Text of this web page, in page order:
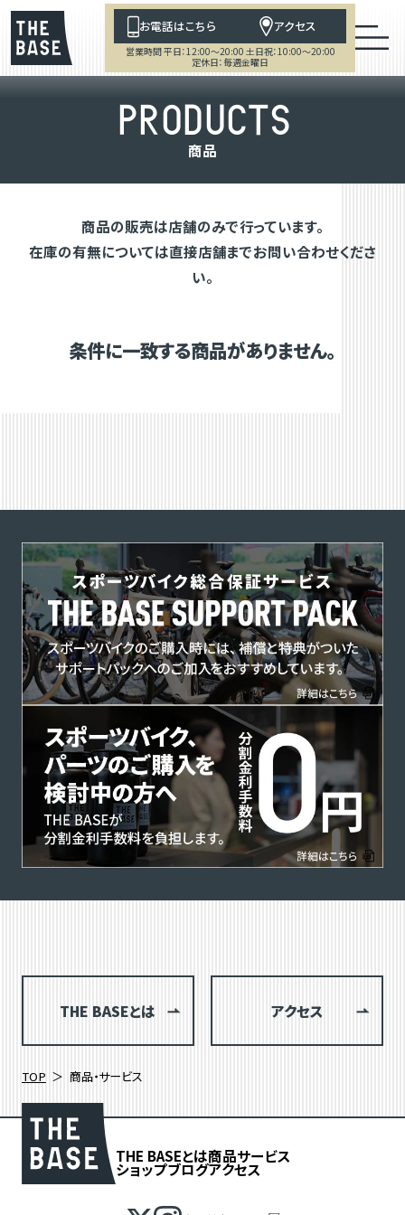
お電話はこちら アクセス
営業時間 平日：12:00～20:00 土日祝：10:00～20:00
定休日：毎週金曜日
PRODUCTS
商品
商品の販売は店舗のみで行っています。
在庫の有無については直接店舗までお問い合わせくださ
い。
条件に一致する商品がありません。
THE BASEとは アクセス
TOP 商品・サービス
THE BASEとは商品サービス
ショップブログアクセス